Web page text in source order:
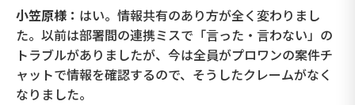
小笠原様： はい。情報共有のあり方が全く変わりまし
た。以前は部署間の連携ミスで「言った・言わない」の
トラブルがありましたが、今は全員がプロワンの案件チ
ャットで情報を確認するので、そうしたクレームがなく
なりました。